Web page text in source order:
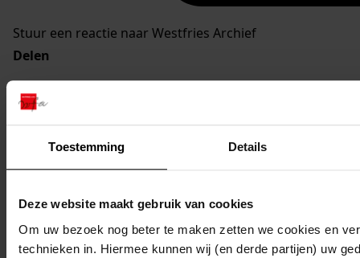
Toestemming Details
Deze website maakt gebruik van cookies
Om uw bezoek nog beter te maken zetten we cookies en
technieken in. Hiermee kunnen wij (en derde partijen) uw
Stuur een reactie naar Westfries Archief
Delen